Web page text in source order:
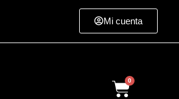
Mi cuenta
Cart